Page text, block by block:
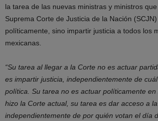
la tarea de las nuevas ministras y ministros
Suprema Corte de Justicia de la Nación
políticamente, sino impartir justicia a todos los
mexicanas.
“Su tarea al llegar a la Corte no es actuar
es impartir justicia, independientemente de
política. Su tarea no es actuar políticamente
hizo la Corte actual, su tarea es dar acceso a
independientemente de por quién votan el día